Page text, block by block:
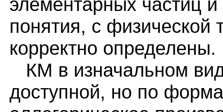
понятия, с физической
корректно определены.
КМ в изначальном
доступной, но по